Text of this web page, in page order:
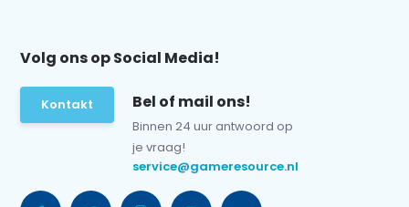
Volg ons op Social Media!
Kontakt Bel of mail ons!
Binnen 24 uur antwoord op
je vraag!
service@gameresource.nl